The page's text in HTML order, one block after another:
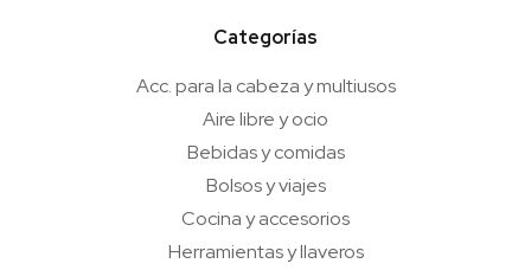
Categorías
Acc. para la cabeza y multiusos
Aire libre y ocio
Bebidas y comidas
Bolsos y viajes
Cocina y accesorios
Herramientas y llaveros